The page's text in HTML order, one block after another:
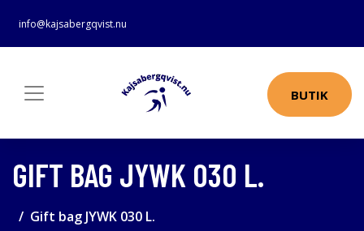
info@kajsabergqvist.nu
BUTIK
GIFT BAG JYWK 030 L.
Gift bag JYWK 030 L.